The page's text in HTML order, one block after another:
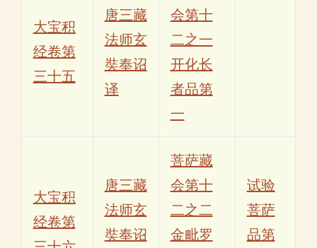
大宝积
经卷第
三十五
唐三藏
法师玄
奘奉诏
译
会第十
二之一
开化长
者品第
一
大宝积
经卷第
唐三藏
法师玄
奘奉诏
菩萨藏
会第十
二之二
金毗罗
试验
菩萨
品第